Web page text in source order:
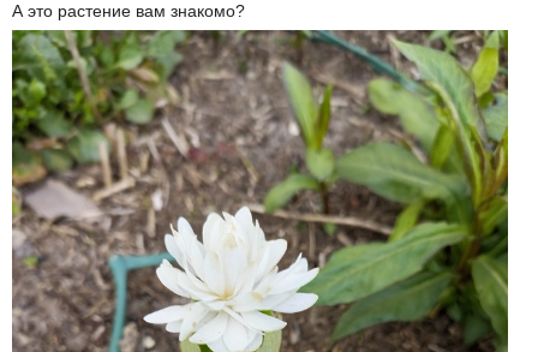
А это растение вам знакомо?